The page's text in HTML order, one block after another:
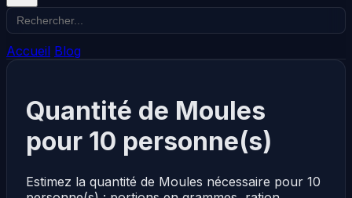
Accueil Blog
Quantité de Moules
pour 10 personne(s)
Estimez la quantité de Moules nécessaire pour 10